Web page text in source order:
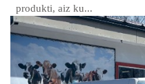
produkti, aiz ku...